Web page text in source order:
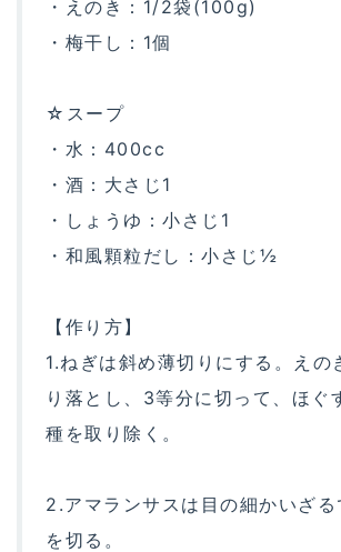
・えのき：1/2袋(100g)
・梅干し：1個
☆スープ
・水：400cc
・酒：大さじ1
・しょうゆ：小さじ1
・和風顆粒だし：小さじ½
【作り方】
1.ねぎは斜め薄切りにする。えの
り落とし、3等分に切って、ほぐ
種を取り除く。
2.アマランサスは目の細かいざ
を切る。